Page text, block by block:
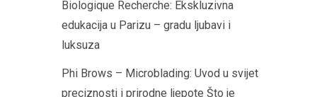
Biologique Recherche: Ekskluzivna
edukacija u Parizu – gradu ljubavi i
luksuza
Phi Brows – Microblading: Uvod u svijet
preciznosti i prirodne ljepote Što je